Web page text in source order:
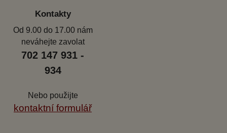
Kontakty
Od 9.00 do 17.00 nám
neváhejte zavolat
702 147 931 -
934
Nebo použijte
kontaktní formulář